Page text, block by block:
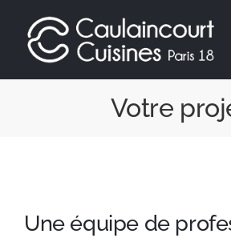
contenu
Votre
Une équipe de